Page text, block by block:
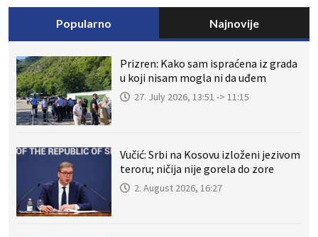
Popularno Najnovije
Prizren: Kako sam ispraćena iz grada
u koji nisam mogla ni da uđem
27. July 2026, 13:51 -> 11:15
Vučić: Srbi na Kosovu izloženi jezivom
teroru; ničija nije gorela do zore
2. August 2026, 16:27